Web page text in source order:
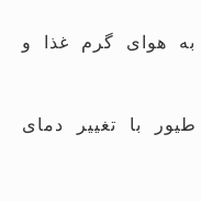
هوای گرم غذا و
با تغییر دمای